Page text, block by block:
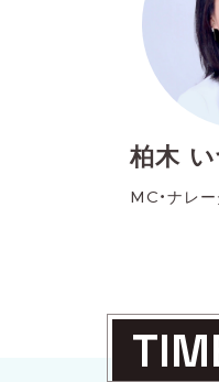
柏木
MC・ナレ